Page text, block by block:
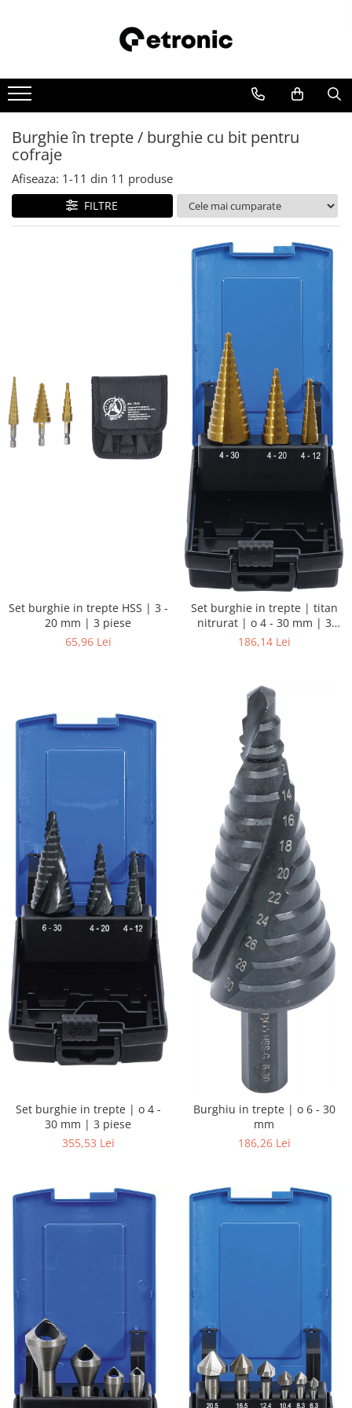
Burghie în trepte / burghie cu bit pentru
cofraje
Afiseaza: 1-11 din 11 produse
FILTRE
Set burghie in trepte HSS | 3 -
20 mm | 3 piese
65,96 Lei
Set burghie in trepte | titan
nitrurat | o 4 - 30 mm | 3
piese
186,14 Lei
Set burghie in trepte | o 4 -
30 mm | 3 piese
355,53 Lei
Burghiu in trepte | o 6 - 30
mm
186,26 Lei